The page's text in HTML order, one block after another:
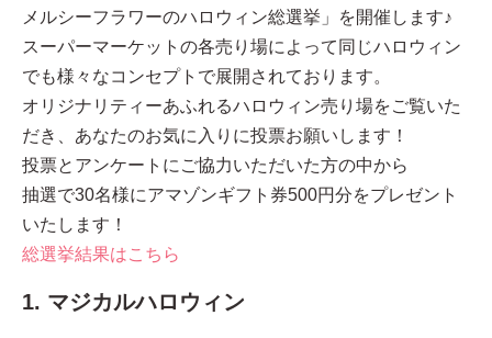
メルシーフラワーのハロウィン総選挙」を開催します♪
スーパーマーケットの各売り場によって同じハロウィン
でも様々なコンセプトで展開されております。
オリジナリティーあふれるハロウィン売り場をご覧いた
だき、あなたのお気に入りに投票お願いします！
投票とアンケートにご協力いただいた方の中から
抽選で30名様にアマゾンギフト券500円分をプレゼント
いたします！
総選挙結果はこちら
1. マジカルハロウィン